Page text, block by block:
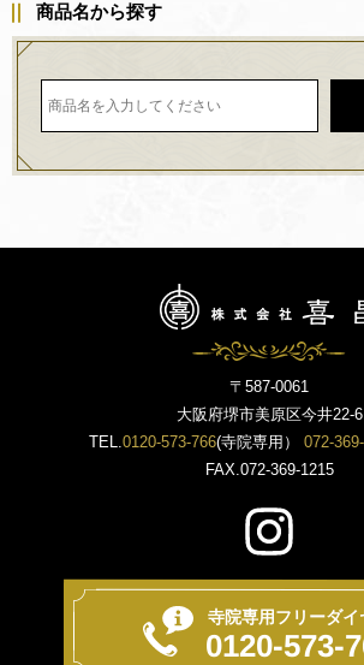
商品名から探す
〒587-0061
大阪府堺市美原区今井22-6
TEL. 0120-573-766(寺院専用） 072-
FAX.072-369-1215
寺院専用フリーダイ
0120-573-